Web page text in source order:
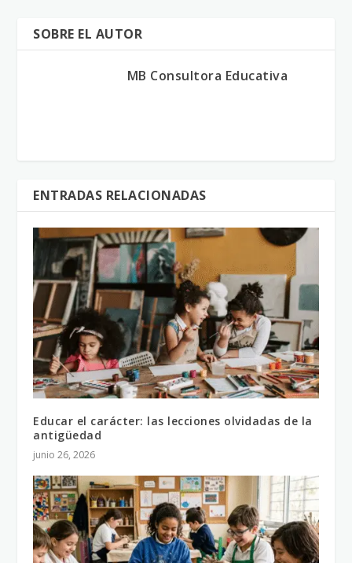
SOBRE EL AUTOR
MB Consultora Educativa
ENTRADAS RELACIONADAS
Educar el carácter: las lecciones olvidadas de la
antigüedad
junio 26, 2026